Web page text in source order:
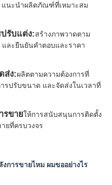
แนะนําผลิตภัณฑ์ที่เหมาะสม
ปรับแต่ง:สร้างภาพวาดตาม
และยืนยันคําตอบและราคา
ส่ง:ผลิตตามความต้องการที่
รปรับขนาด และจัดส่งในเวลาที่
รขายให้การสนับสนุนการติดตั้ง
ยที่ครบวงจร
การขายไหม ผมขออย่างไร